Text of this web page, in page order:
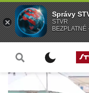
Správy
STVR
BEZPLATNÉ